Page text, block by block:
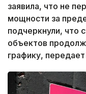
заявила, что не
мощности за
подчеркнули, что
объектов
графику,